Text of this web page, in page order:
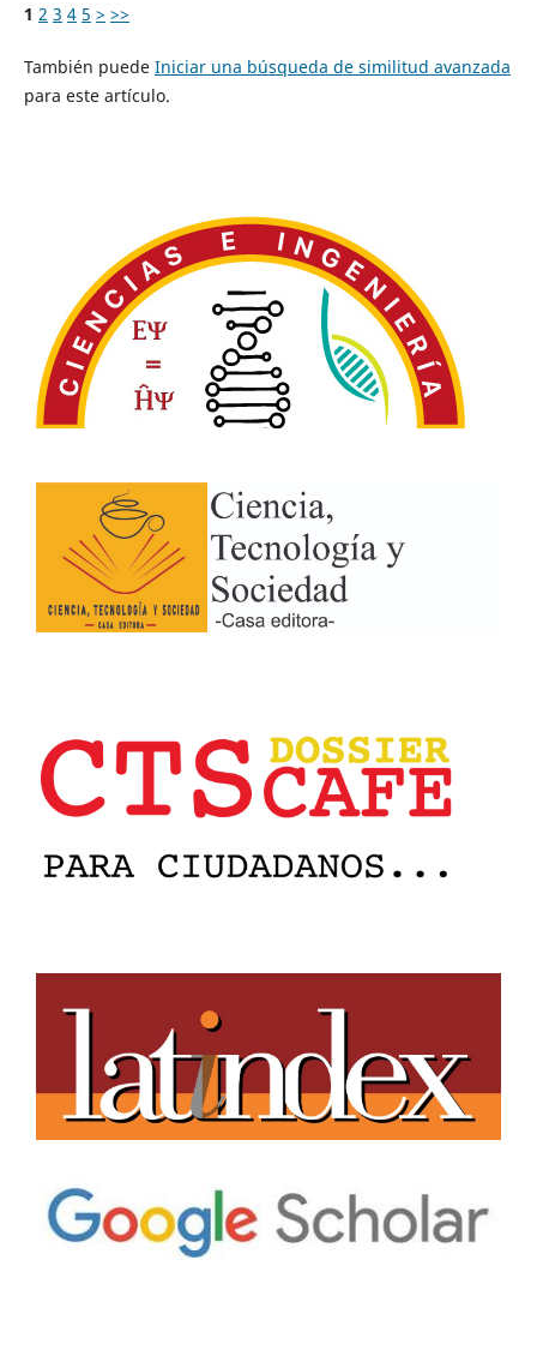
1 2 3 4 5 > >>
También puede Iniciar una búsqueda de similitud avanzada
para este artículo.